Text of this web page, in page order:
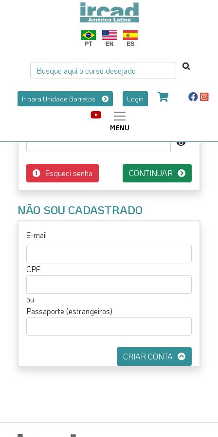
Ir para Unidade Barretos Login
MENU
JÁ TENHO CADASTRO
E-mail
Esqueci senha CONTINUAR
NÃO SOU CADASTRADO
E-mail
CPF
ou
Passaporte (estrangeiros)
CRIAR CONTA